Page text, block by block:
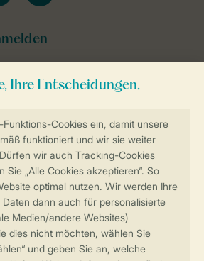
zur Online-Buchung